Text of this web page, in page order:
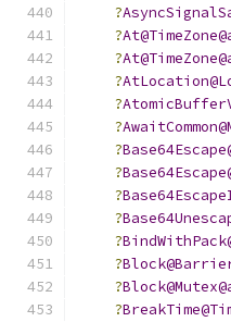
?
?
?
?
?
?
?
?
?
?
?
?
?
?